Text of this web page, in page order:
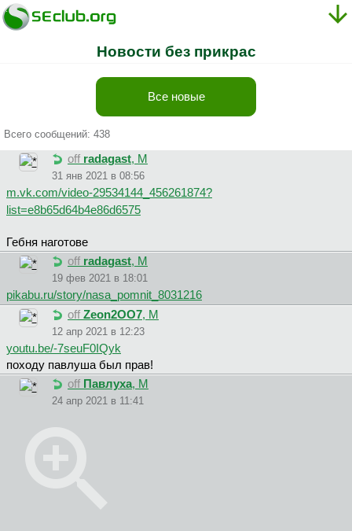
Новости без прикрас
Все новые
Всего сообщений: 438
off radagast, М
31 янв 2021 в 08:56
m.vk.com/video-29534144_456261874?
list=e8b65d64b4e86d6575
Гебня наготове
off radagast, М
19 фев 2021 в 18:01
pikabu.ru/story/nasa_pomnit_8031216
off Zeon2OO7, М
12 апр 2021 в 12:23
youtu.be/-7seuF0IQyk
походу павлуша был прав!
off Павлуха, М
24 апр 2021 в 11:41